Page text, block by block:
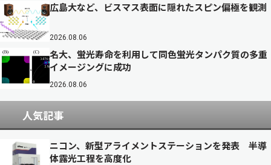
広島大など、ビスマス表面に隠れたスピン偏極を観測
2026.08.06
名大、蛍光寿命を利用して同色蛍光タンパク質の多重
イメージングに成功
2026.08.06
人気記事
ニコン、新型アライメントステーションを発表 半導
体露光工程を高度化